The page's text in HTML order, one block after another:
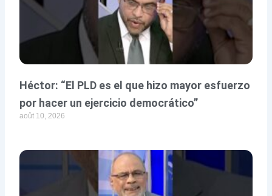
Héctor: “El PLD es el que hizo mayor esfuerzo
por hacer un ejercicio democrático”
août 10, 2026